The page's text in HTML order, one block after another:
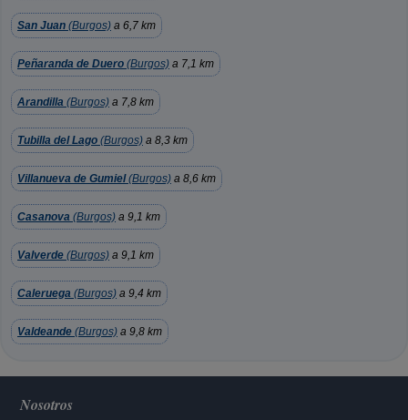
San Juan (Burgos) a 6,7 km
Peñaranda de Duero (Burgos) a 7,1 km
Arandilla (Burgos) a 7,8 km
Tubilla del Lago (Burgos) a 8,3 km
Villanueva de Gumiel(Burgos) a 8,6 km
Casanova (Burgos) a 9,1 km
Valverde (Burgos) a 9,1 km
Caleruega (Burgos) a 9,4 km
Valdeande (Burgos) a 9,8 km
Nosotros